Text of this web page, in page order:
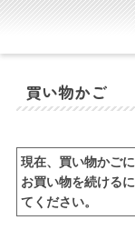
買い物かご
現在、買い物かご
お買い物を続ける
てください。